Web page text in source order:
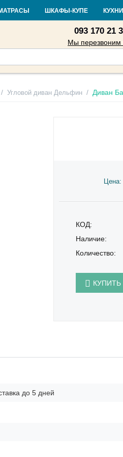
и оплата Гарантия и возврат
093 170 21
Мы перезвоним
ШКАФЫ-КУПЕ КУХНИ
/ Угловой диван Дельфин / Диван
Цена:
КОД:
Наличие:
Количество:
КУПИТЬ
до 5 дней